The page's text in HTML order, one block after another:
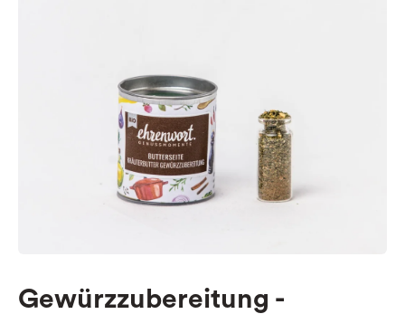
Gewürzzubereitung -